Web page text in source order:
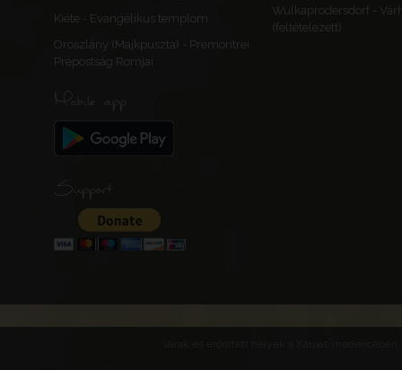
Kiéte - Evangélikus templom
Wulkaprodersdorf -
(feltételezett)
Oroszlány (Majkpuszta) - Premontrei
Prépostság Romjai
Mobile app
Support